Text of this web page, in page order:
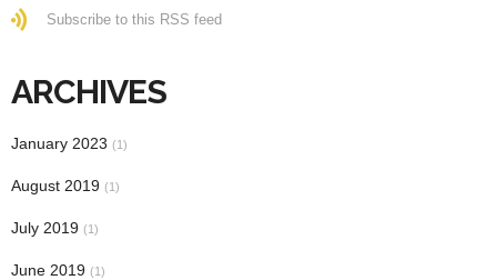
Subscribe to this RSS feed
ARCHIVES
January 2023 (1)
August 2019 (1)
July 2019 (1)
June 2019 (1)